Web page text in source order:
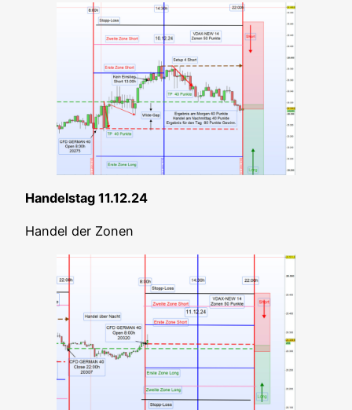
Han­dels­tag 11.12.24
Han­del der Zonen